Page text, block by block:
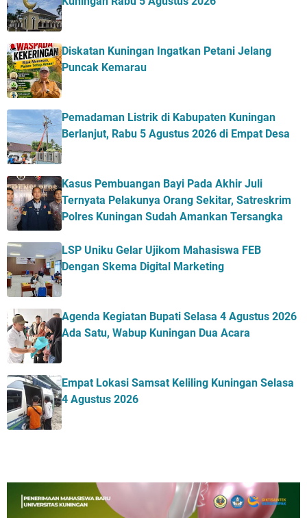
Diskatan Kuningan Ingatkan Petani Jelang
Puncak Kemarau
Pemadaman Listrik di Kabupaten Kuningan
Berlanjut, Rabu 5 Agustus 2026 di Empat Desa
Kasus Pembuangan Bayi Pada Akhir Juli
Ternyata Pelakunya Orang Sekitar, Satreskrim
Polres Kuningan Sudah Amankan Tersangka
LSP Uniku Gelar Ujikom Mahasiswa FEB
Dengan Skema Digital Marketing
Agenda Kegiatan Bupati Selasa 4 Agustus 2026
Ada Satu, Wabup Kuningan Dua Acara
Empat Lokasi Samsat Keliling Kuningan Selasa
4 Agustus 2026